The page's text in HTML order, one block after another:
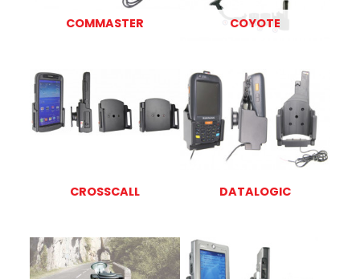
COMMASTER COYOTE
CROSSCALL DATALOGIC